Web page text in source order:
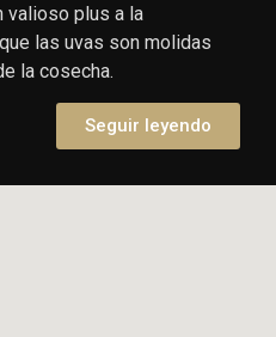
valioso plus a la
las uvas son molidas
la cosecha.
Seguir leyendo